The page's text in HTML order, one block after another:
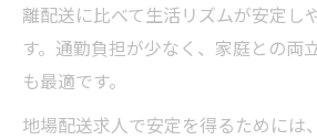
離配送に比べて生活リズムが安定し
す。通勤負担が少なく、家庭との両
も最適です。
地場配送求人で安定を得るためには